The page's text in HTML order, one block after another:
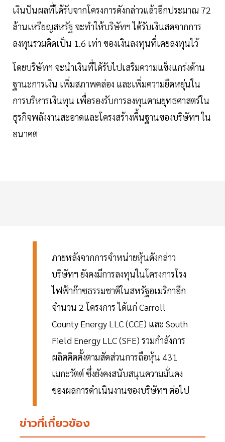
เงินปันผลที่ได้รับจากโครงการดังกล่าวแล้วอีกประมาณ 72
ล้านเหรียญสหรัฐ จะทำให้บริษัทฯ ได้รับเงินสดจากการ
ลงทุนรวมคิดเป็น 1.6 เท่า ของเงินลงทุนที่เคยลงทุนไว้
โดยบริษัทฯ จะนำเงินที่ได้รับไปเสริมความแข็งแกร่งด้าน
ฐานะการเงิน เพิ่มสภาพคล่อง และเพิ่มความยืดหยุ่นใน
การบริหารเงินทุน เพื่อรองรับการลงทุนตามยุทธศาสตร์ใน
ธุรกิจพลังงานสะอาดและโครงสร้างพื้นฐานของบริษัทฯ ใน
อนาคต
ภายหลังจากการจำหน่ายหุ้นดังกล่าว
บริษัทฯ ยังคงมีการลงทุนในโครงการโรง
ไฟฟ้าก๊าซธรรมชาติในสหรัฐอเมริกาอีก
จำนวน 2 โครงการ ได้แก่ Carroll
County Energy LLC (CCE) และ South
Field Energy LLC (SFE) รวมกำลังการ
ผลิตติดตั้งตามสัดส่วนการถือหุ้น 431
เมกะวัตต์ ซึ่งยังคงสนับสนุนความมั่นคง
ของผลการดำเนินงานของบริษัทฯ ต่อไป
ข่าวที่เกี่ยวข้อง